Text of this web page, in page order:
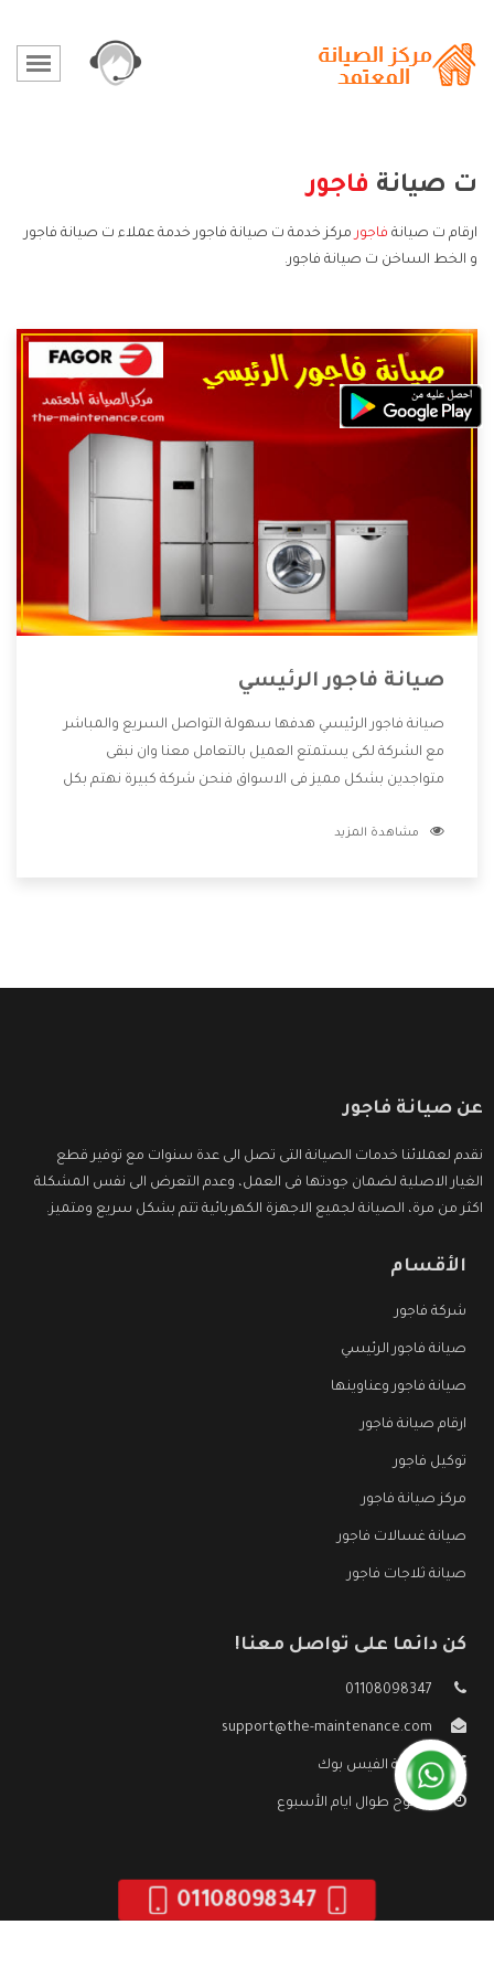
ت صيانة فاجور
ارقام ت صيانة فاجور مركز خدمة ت صيانة فاجور خدمة عملاء ت صيانة فاجور
و الخط الساخن ت صيانة فاجور.
صيانة فاجور الرئيسي
صيانة فاجور الرئيسي هدفها سهولة التواصل السريع والمباشر
مع الشركة لكى يستمتع العميل بالتعامل معنا وان نبقى
متواجدين بشكل مميز فى الاسواق فنحن شركة كبيرة نهتم بكل
الشركة بها والتى تكون منها خدمة الصيانة التى تكون من أهم
مشاهدة المزيد
عن صيانة فاجور
نقدم لعملائنا خدمات الصيانة التى تصل الى عدة سنوات مع توفير قطع
الغيار الاصلية لضمان جودتها فى العمل، وعدم التعرض الى نفس المشكلة
اكثر من مرة، الصيانة لجميع الاجهزة الكهربائية تتم بشكل سريع ومتميز.
الأقسام
شركة فاجور
صيانة فاجور الرئيسي
صيانة فاجور وعناوينها
ارقام صيانة فاجور
توكيل فاجور
مركز صيانة فاجور
صيانة غسالات فاجور
صيانة ثلاجات فاجور
كن دائما على تواصل معنا!
01108098347
support@the-maintenance.com
صفحة الفيس بوك
مفتوح طوال ايام الأسبوع
01108098347